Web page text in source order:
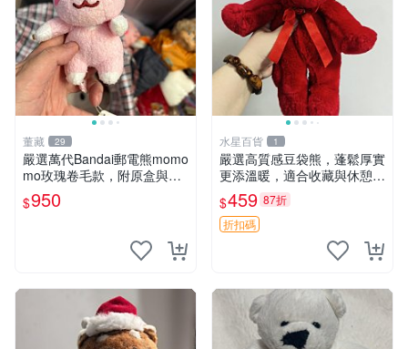
董藏 29
嚴選萬代Bandai郵電熊momo
mo玫瑰卷毛款，附原盒與吊
牌，粉嫩可愛入手即柔軟～
玫瑰卷毛 郵電熊 正品
$950
水星百貨 1
嚴選高質感豆袋熊，蓬鬆厚實
更添溫暖，適合收藏與休憩。
前胸填充飽滿，背部亦具優雅
設計。 豆袋熊 保暖 溫柔 蓬
松
$459 87折
折扣碼